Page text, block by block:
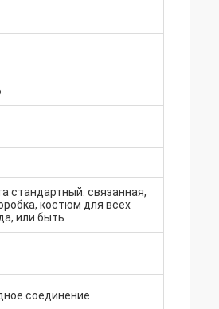
стандартный: связанная,
костюм для всех
или быть
соединение